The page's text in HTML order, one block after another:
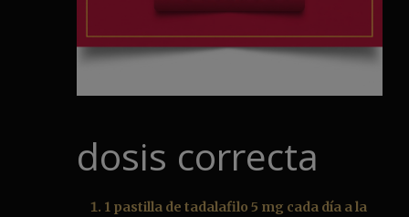
dosis correcta
1 pastilla de tadalafilo 5 mg cada día a la